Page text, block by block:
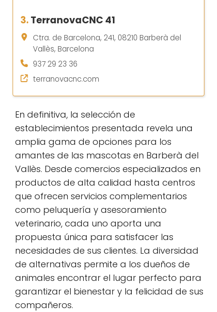
3.TerranovaCNC 41
Ctra. de Barcelona, 241, 08210 Barberà del
Vallès, Barcelona
937 29 23 36
terranovacnc.com
En definitiva, la selección de
establecimientos presentada revela una
amplia gama de opciones para los
amantes de las mascotas en Barberà del
Vallès. Desde comercios especializados en
productos de alta calidad hasta centros
que ofrecen servicios complementarios
como peluquería y asesoramiento
veterinario, cada uno aporta una
propuesta única para satisfacer las
necesidades de sus clientes. La diversidad
de alternativas permite a los dueños de
animales encontrar el lugar perfecto para
garantizar el bienestar y la felicidad de sus
compañeros.